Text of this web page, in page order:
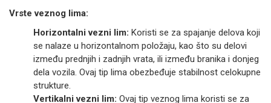
Vrste veznog lima:
Horizontalni vezni lim: Koristi se za spajanje delova koji
se nalaze u horizontalnom položaju, kao što su delovi
između prednjih i zadnjih vrata, ili između branika i donjeg
dela vozila. Ovaj tip lima obezbeđuje stabilnost celokupne
strukture.
Vertikalni vezni lim: Ovaj tip veznog lima koristi se za